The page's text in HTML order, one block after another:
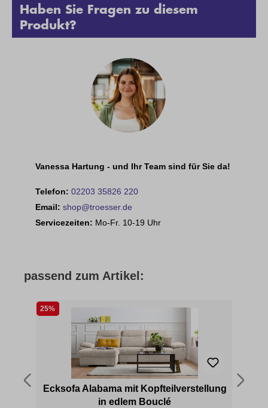
Haben Sie Fragen zu diesem
Produkt?
Vanessa Hartung - und Ihr Team sind für Sie da!
Telefon: 02203 35826 220
Email: shop@troesser.de
Servicezeiten: Mo-Fr. 10-19 Uhr
passend zum Artikel:
25%
Ecksofa Alabama mit Kopfteilverstellung
in edlem Bouclé